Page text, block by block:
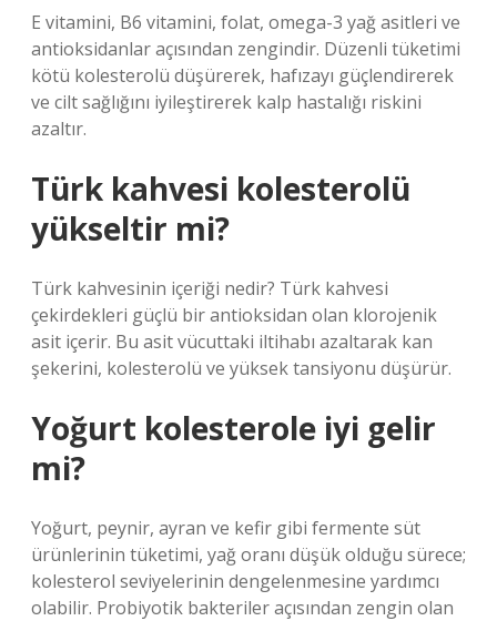
E vitamini, B6 vitamini, folat, omega-3 yağ asitleri ve
antioksidanlar açısından zengindir. Düzenli tüketimi
kötü kolesterolü düşürerek, hafızayı güçlendirerek
ve cilt sağlığını iyileştirerek kalp hastalığı riskini
azaltır.
Türk kahvesi kolesterolü
yükseltir mi?
Türk kahvesinin içeriği nedir? Türk kahvesi
çekirdekleri güçlü bir antioksidan olan klorojenik
asit içerir. Bu asit vücuttaki iltihabı azaltarak kan
şekerini, kolesterolü ve yüksek tansiyonu düşürür.
Yoğurt kolesterole iyi gelir
mi?
Yoğurt, peynir, ayran ve kefir gibi fermente süt
ürünlerinin tüketimi, yağ oranı düşük olduğu sürece;
kolesterol seviyelerinin dengelenmesine yardımcı
olabilir. Probiyotik bakteriler açısından zengin olan